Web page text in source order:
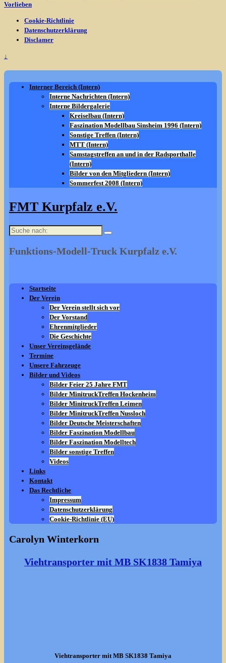
Vorlieben
Cookie-Richtlinie
Datenschutzerklärung
Disclamer
↓
Interner Bereich (Intern)
Interne Nachrichten (Intern)
Interne Bildergalerie
Kreiselbau (Intern)
Faszination Modellbau Sinsheim 1996 (Intern)
Sonstige Treffen (Intern)
MTT (Intern)
Samstagstreffen an und in der Radsporthalle
(Intern)
Bilder von den Mitgliedern (Intern)
Sommerfest 2008 (Intern)
FMT Kurpfalz e.V.
Suche
Funktions-Modell-Truck Kurpfalz e.V.
Startseite
Der Verein
Der Verein stellt sich vor
Der Vorstand
Ehrenmitglieder
Die Geschichte
Unser Vereinsgelände
Termine
Unsere Fahrzeuge
Bilder und Videos
Bilder Feier 25 Jahre FMT
Bilder MinitruckTreffen Hockenheim
Bilder MinitruckTreffen Leimen
Bilder MinitruckTreffen Nussloch
Bilder Deutsche Meisterschaften
Bilder Faszination Modellbau
Bilder Faszination Modelltech
Bilder sonstige Treffen
Videos
Links
Kontakt
Das Rechtliche
Impressum
Datenschutzerklärung
Cookie-Richtlinie (EU)
Carolyn Winterkorn
Viehtransporter mit MB SK1838 Tamiya
Viehtransporter mit MB SK1838 Tamiya